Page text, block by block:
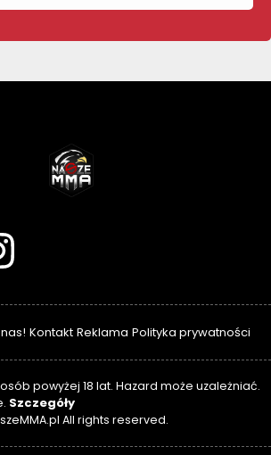
Kontakt Reklama Polityka prywatności
powyżej 18 lat. Hazard może uzależniać.
Szczegóły
All rights reserved.